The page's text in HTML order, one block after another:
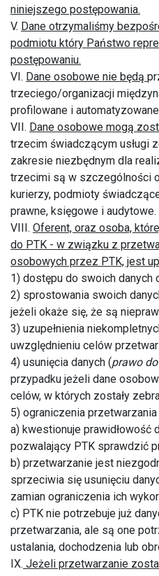
niniejszego postępowania.
V. Dane otrzymaliśmy
podmiotu który Państwo
postępowaniu.
VI. Dane osobowe nie będą
trzeciego/organizacji
profilowane i
VII. Dane osobowe mogą
trzecim świadczącym usługi
zakresie niezbędnym dla
trzecimi są w szczególności
kurierzy, podmioty
prawne, księgowe i audytowe.
VIII. Oferent, oraz osoba,
do PTK - w związku z
osobowych przez PTK, jest
1) dostępu do swoich danych
2) sprostowania swoich
jeżeli okaże się, że są
3) uzupełnienia
uwzględnieniu celów
4) usunięcia danych (prawo
przypadku jeżeli dane
celów, w których zostały
5) ograniczenia
a) kwestionuje prawidłowość
pozwalający PTK sprawdzić
b) przetwarzanie jest
sprzeciwia się usunięciu
zamian ograniczenia ich
c) PTK nie potrzebuje już
przetwarzania, ale są one
ustalania, dochodzenia lub
IX. Jeżeli przetwarzanie